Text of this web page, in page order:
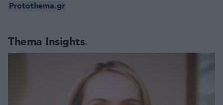
Thema Insights
Protothema.gr